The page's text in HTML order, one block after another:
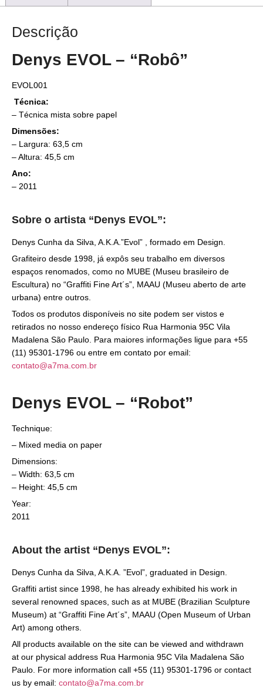
Descrição
Denys EVOL – “Robô”
EVOL001
Técnica:
– Técnica mista sobre papel
Dimensões:
– Largura: 63,5 cm
– Altura: 45,5 cm
Ano:
– 2011
Sobre o artista “Denys EVOL”:
Denys Cunha da Silva, A.K.A.”Evol” , formado em Design.
Grafiteiro desde 1998, já expôs seu trabalho em diversos
espaços renomados, como no MUBE (Museu brasileiro de
Escultura) no “Graffiti Fine Art´s”, MAAU (Museu aberto de arte
urbana) entre outros.
Todos os produtos disponíveis no site podem ser vistos e
retirados no nosso endereço físico Rua Harmonia 95C Vila
Madalena São Paulo. Para maiores informações ligue para +55
(11) 95301-1796 ou entre em contato por email:
contato@a7ma.com.br
Denys EVOL – “Robot”
Technique:
– Mixed media on paper
Dimensions:
– Width: 63,5 cm
– Height: 45,5 cm
Year:
2011
About the artist “Denys EVOL”:
Denys Cunha da Silva, A.K.A. ”Evol”, graduated in Design.
Graffiti artist since 1998, he has already exhibited his work in
several renowned spaces, such as at MUBE (Brazilian Sculpture
Museum) at “Graffiti Fine Art´s”, MAAU (Open Museum of Urban
Art) among others.
All products available on the site can be viewed and withdrawn
at our physical address Rua Harmonia 95C Vila Madalena São
Paulo. For more information call +55 (11) 95301-1796 or contact
us by email: contato@a7ma.com.br